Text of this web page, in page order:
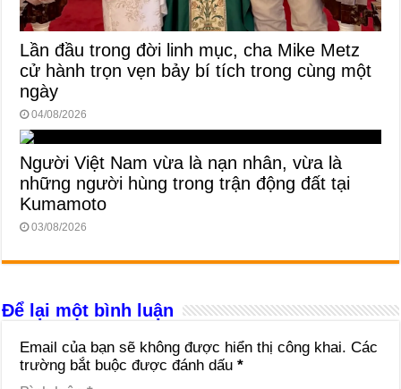
Lần đầu trong đời linh mục, cha Mike Metz
cử hành trọn vẹn bảy bí tích trong cùng một
ngày
04/08/2026
Người Việt Nam vừa là nạn nhân, vừa là
những người hùng trong trận động đất tại
Kumamoto
03/08/2026
Để lại một bình luận
Email của bạn sẽ không được hiển thị công khai. Các
trường bắt buộc được đánh dấu*